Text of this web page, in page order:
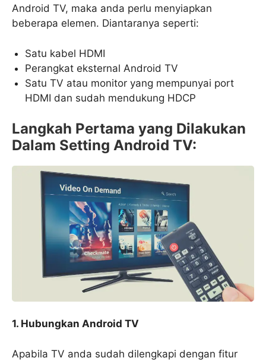
Android TV, maka anda perlu menyiapkan
beberapa elemen. Diantaranya seperti:
Satu kabel HDMI
Perangkat eksternal Android TV
Satu TV atau monitor yang mempunyai port
HDMI dan sudah mendukung HDCP
Langkah Pertama yang Dilakukan
Dalam Setting Android TV:
1. Hubungkan Android TV
Apabila TV anda sudah dilengkapi dengan fitur